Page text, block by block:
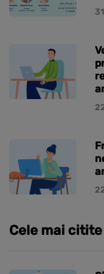
Cele mai citite